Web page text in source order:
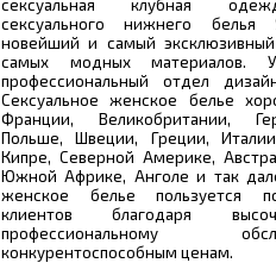
сексуальная клубная
сексуального нижнего белья
новейший и самый
самых модных материалов.
профессиональный отдел
Сексуальное женское белье
Франции, Великобритании,
Польше, Швеции, Греции,
Кипре, Северной Америке,
Южной Африке, Анголе и так
женское белье пользуется
клиентов благодаря
профессиональному
конкурентоспособным ценам.